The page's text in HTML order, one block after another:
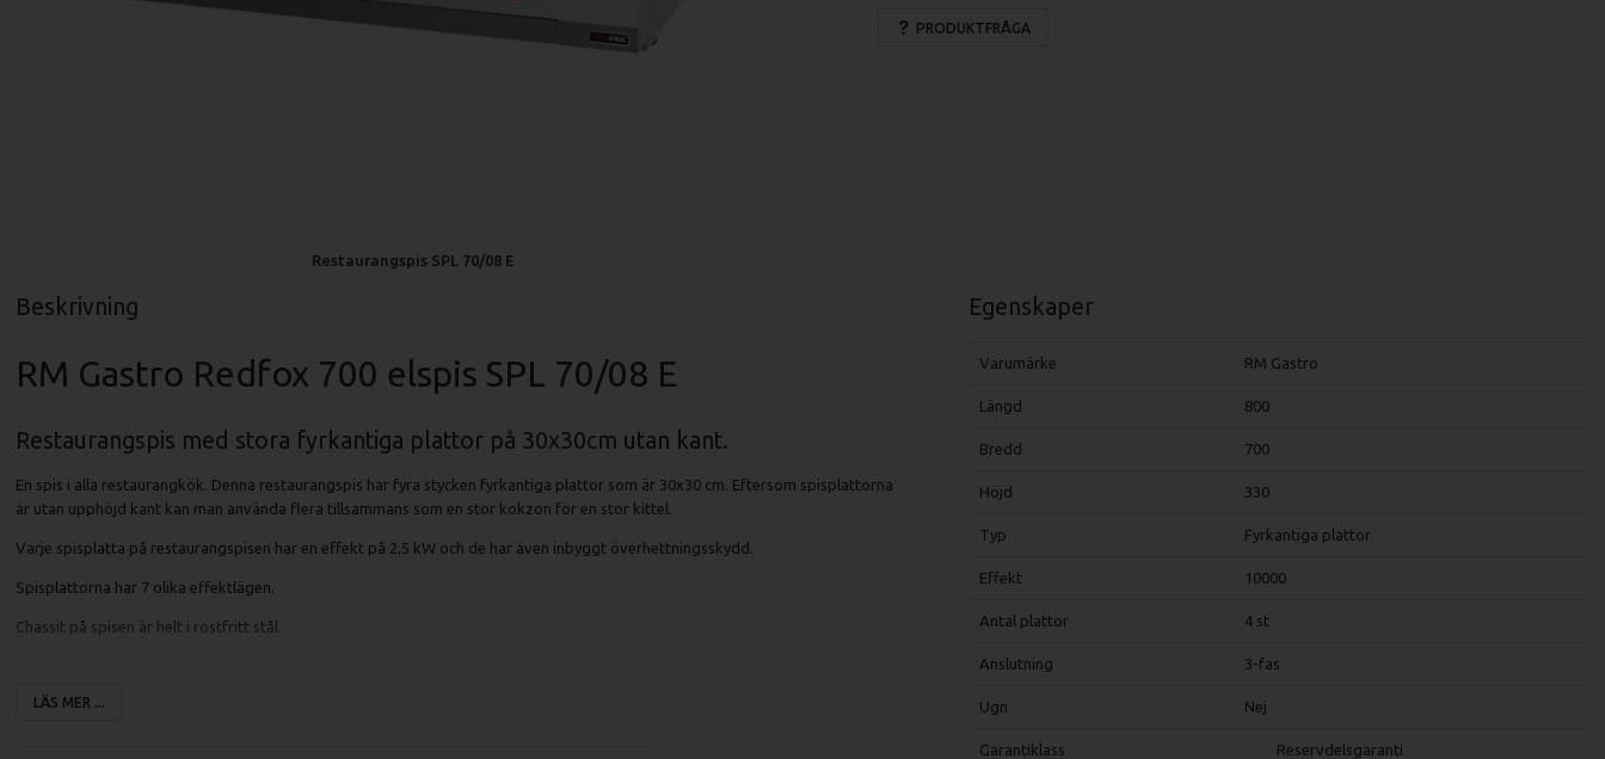
Restaurangspis SPL 70/08 E
PRODUKTFRÅGA
Beskrivning
RM Gastro Redfox 700 elspis SPL 70/08 E
Restaurangspis med stora fyrkantiga plattor på 30x30cm utan kant.
En spis i alla restaurangkök. Denna restaurangspis har fyra stycken fyrkantiga plattor som är 30x30 cm. Eftersom spisplattorna
är utan upphöjd kant kan man använda flera tillsammans som en stor kokzon för en stor kittel.
Varje spisplatta på restaurangspisen har en effekt på 2,5 kW och de har även inbyggt överhettningsskydd.
Spisplattorna har 7 olika effektlägen.
Chassit på spisen är helt i rostfritt stål.
Spisplattorna går att lyfta upp.
LÄS MER ...
Egenskaper
Varumärke RM Gastro
Längd 800
Bredd 700
Höjd 330
Typ Fyrkantiga plattor
Effekt 10000
Antal plattor 4 st
Anslutning 3-fas
Ugn Nej
Garantiklass Reservdelsgaranti